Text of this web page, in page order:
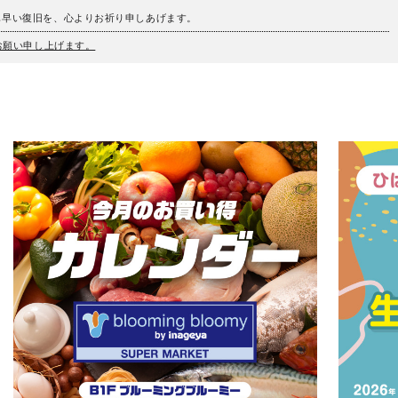
い復旧を、心よりお祈り申しあげます。
い申し上げます。